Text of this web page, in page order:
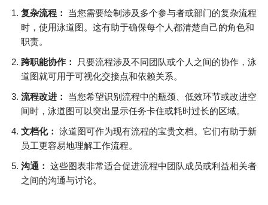
复杂流程：
当您需要绘制涉及多个参与者或部门的复杂流程
时，使用泳道图。这有助于确保每个人都清楚自己的角色和
职责。
跨职能协作：
只要流程涉及不同团队或个人之间的协作，泳
道图就可用于可视化交接点和依赖关系。
流程改进：
当您希望识别流程中的瓶颈、低效环节或改进空
间时，泳道图可以突出显示任务卡住或耗时过长的区域。
文档化： 泳道图可作为现有流程的宝贵文档。它们有助于新
员工更容易地理解工作流程。
沟通： 这些图表非常适合促进流程中团队成员或利益相关者
之间的沟通与讨论。